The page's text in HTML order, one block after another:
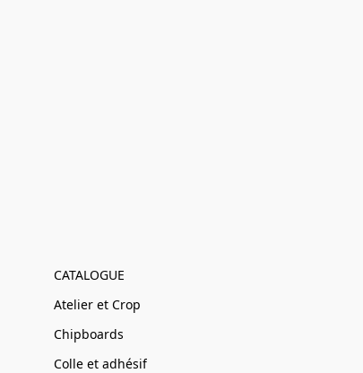
CATALOGUE
Atelier et Crop
Chipboards
Colle et adhésif